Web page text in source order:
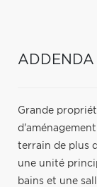
ADDENDA
Grande
terrain de plus
une unité
bains et une